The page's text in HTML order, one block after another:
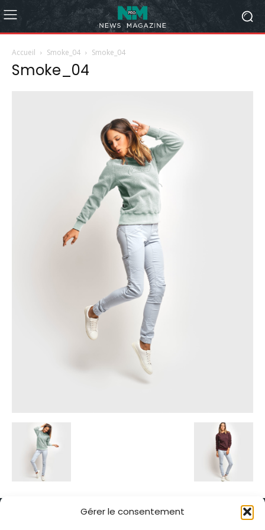
Gérer le consentement
Accueil Smoke_04 Smoke_04
Smoke_04